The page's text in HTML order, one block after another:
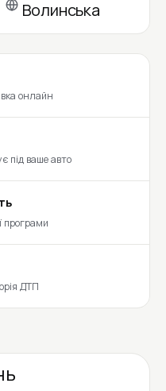
Волинська
онлайн
під ваше авто
програми
ДТП